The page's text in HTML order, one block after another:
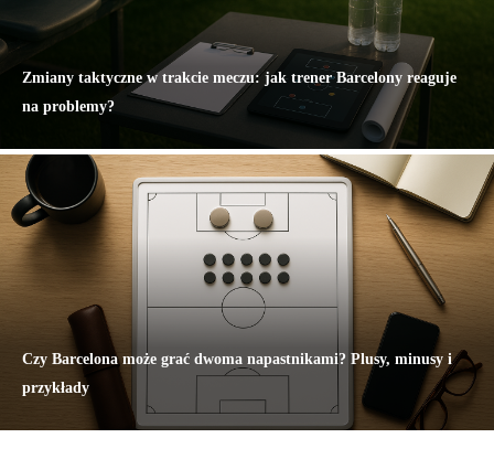
Zmiany taktyczne w trakcie meczu: jak trener Barcelony reaguje
na problemy?
Czy Barcelona może grać dwoma napastnikami? Plusy, minusy i
przykłady